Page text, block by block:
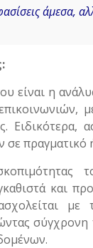
άμεσα,
είναι η
Ειδικότερα,
πραγματικό
και
σύγχρονη